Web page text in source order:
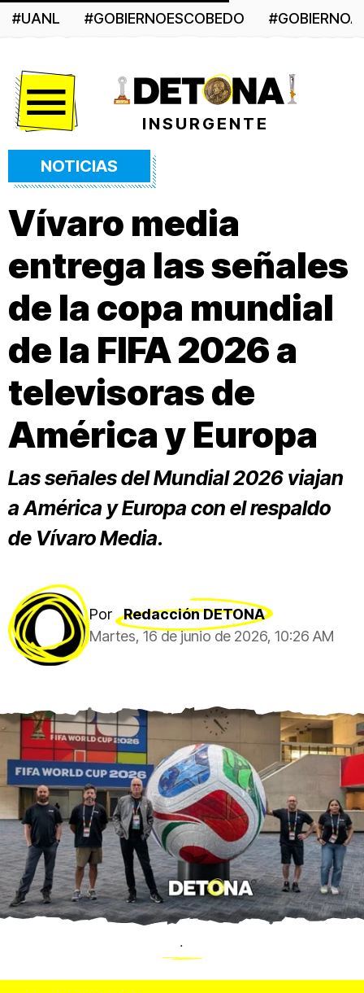
#UANL #GOBIERNOESCOBEDO
INSURGENTE
NOTICIAS
Vívaro media
entrega las señales
de la copa mundial
de la FIFA 2026 a
televisoras de
América y Europa
Las señales del Mundial 2026 viajan
a América y Europa con el respaldo
de Vívaro Media.
Por
Redacción DETONA
Martes, 16 de junio de 2026, 10:26 AM
.